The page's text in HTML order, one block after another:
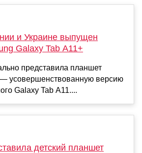
и Украине выпущен
Galaxy Tab A11+
представила планшет
усовершенствованную версию
Galaxy Tab A11....
детский планшет